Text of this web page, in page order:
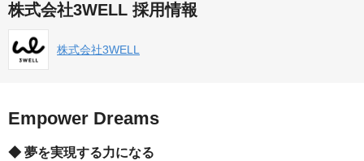
株式会社3WELL 採用情報
株式会社3WELL
Empower Dreams
◆ 夢を実現する力になる